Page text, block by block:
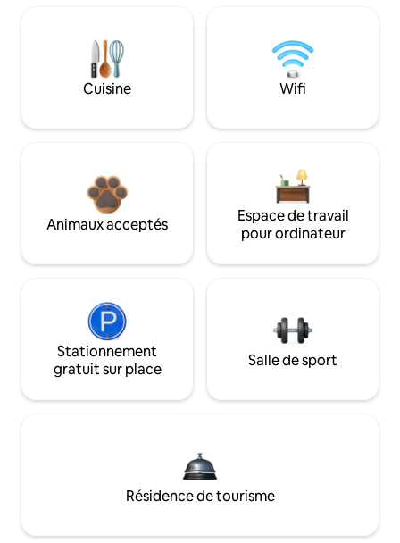
Cuisine Wifi
Animaux acceptés
Espace de travail
pour ordinateur
Stationnement
gratuit sur place
Salle de sport
Résidence de tourisme